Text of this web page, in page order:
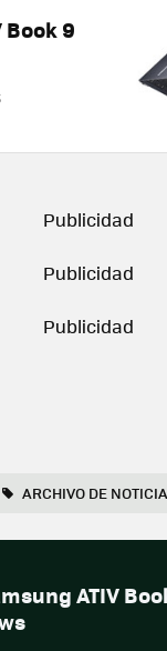
Book 9
ARCHIVO DE
ATIV